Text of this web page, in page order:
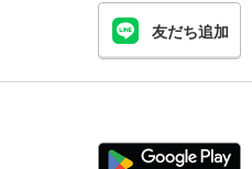
友だち追加